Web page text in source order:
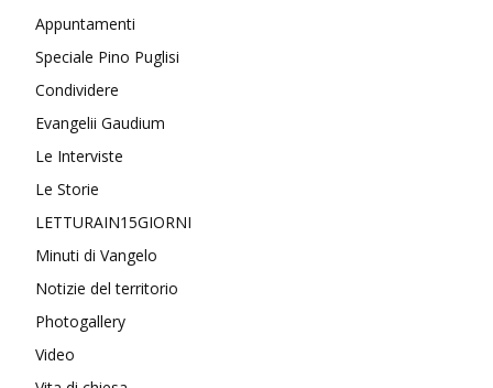
Appuntamenti
Speciale Pino Puglisi
Condividere
Evangelii Gaudium
Le Interviste
Le Storie
LETTURAIN15GIORNI
Minuti di Vangelo
Notizie del territorio
Photogallery
Video